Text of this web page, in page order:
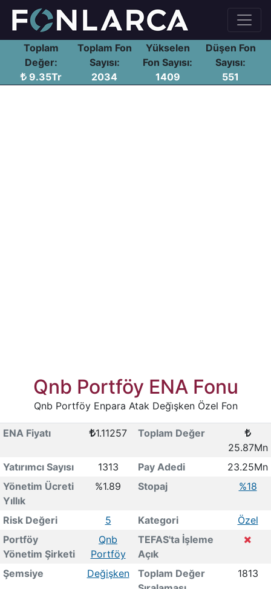
Toplam
Değer:
9.35Tr
Toplam Fon
Sayısı:
2034
Yükselen
Fon Sayısı:
1409
Düşen Fon
Sayısı:
551
Qnb Portföy ENA Fonu
Qnb Portföy Enpara Atak Deği̇şken Özel Fon
ENA Fiyatı 1.11257
Toplam Değer
25.87Mn
Yatırımcı Sayısı
1313 Pay Adedi
23.25Mn
Yönetim Ücreti
Yıllık
%1.89 Stopaj %18
Risk Değeri 5 Kategori
Özel
Portföy
Yönetim Şirketi
Qnb
Portföy
TEFAS'ta İşleme
Açık
Şemsiye
Değişken
Toplam Değer
1813